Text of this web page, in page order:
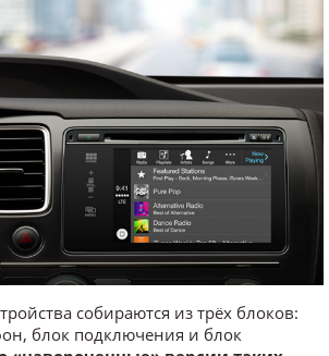
собираются из трёх блоков:
блок подключения и блок